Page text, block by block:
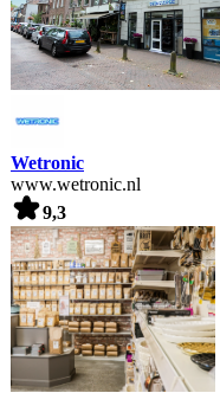
Wetronic
www.wetronic.nl
9,3